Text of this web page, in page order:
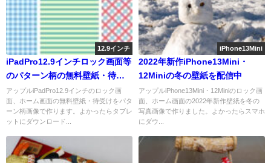
12.9インチ
iPadPro12.9インチロック画面等
のパターン柄の無料壁紙・待受
けを配信中
アップルiPadPro12.9インチのロック画
面、ホーム画面の無料壁紙・待受けをパタ
ーン柄画像で作ります。よかったらタブレ
ットにダウンロード...
iPhone13Mini
2022年新作iPhone13Mini・
12Miniの冬の壁紙を配信中
アップルiPhone13Mini・12Miniのロック画
面、ホーム画面の2022年新作壁紙を冬の
写真画像で作りました。よかったらスマホ
にダウ...